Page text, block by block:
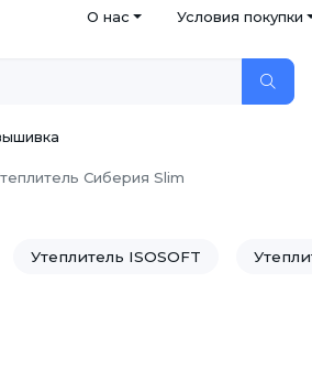
О нас Условия покупки
Сиберия Slim
Утеплитель ISOSOFT